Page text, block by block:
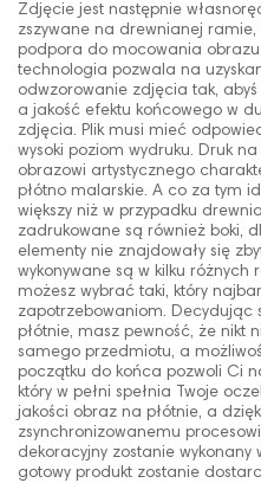
Zdjęcie jest następnie
zszywane na drewnianej ramie,
podpora do mocowania
technologia pozwala na
odwzorowanie zdjęcia tak, abyś
a jakość efektu końcowego w
zdjęcia. Plik musi mieć
wysoki poziom wydruku. Druk
obrazowi artystycznego
płótno malarskie. A co za tym
większy niż w przypadku
zadrukowane są również boki,
elementy nie znajdowały się
wykonywane są w kilku
możesz wybrać taki, który
zapotrzebowaniom.
płótnie, masz pewność, że nikt
samego przedmiotu, a
początku do końca pozwoli Ci
który w pełni spełnia Twoje
jakości obraz na płótnie, a
zsynchronizowanemu
dekoracyjny zostanie
gotowy produkt zostanie